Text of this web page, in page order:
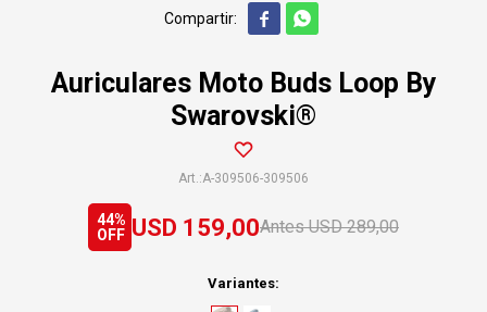
 
Auriculares Moto Buds Loop By
Swarovski®
A-309506-309506
USD 159,00 USD 289,00
44
Variantes: